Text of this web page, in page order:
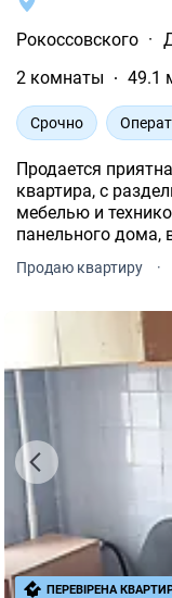
Рокоссовского ·
2 комнаты
49.1
Срочно
Продается
квартира, с
мебелью и
панельного дома, в
полностью
районе города
Продаю квартиру ·
ПЕРЕВІРЕНА